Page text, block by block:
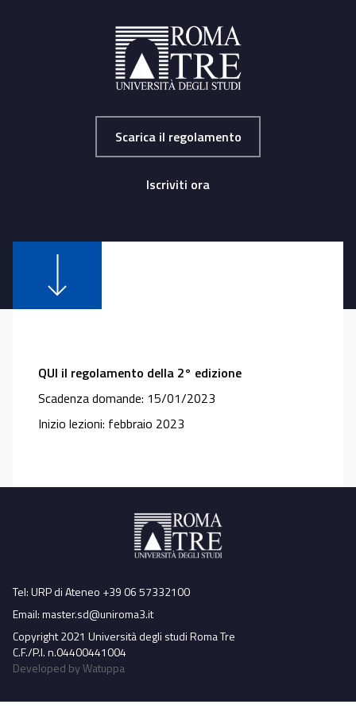
Scarica il regolamento
Iscriviti ora
QUI il regolamento della 2° edizione
Scadenza domande: 15/01/2023
Inizio lezioni: febbraio 2023
Tel: URP di Ateneo +39 06 57332100
Email:master.sd@uniroma3.it
Copyright 2021 Università degli studi Roma Tre
C.F./P.I. n.04400441004
Developed by Watuppa